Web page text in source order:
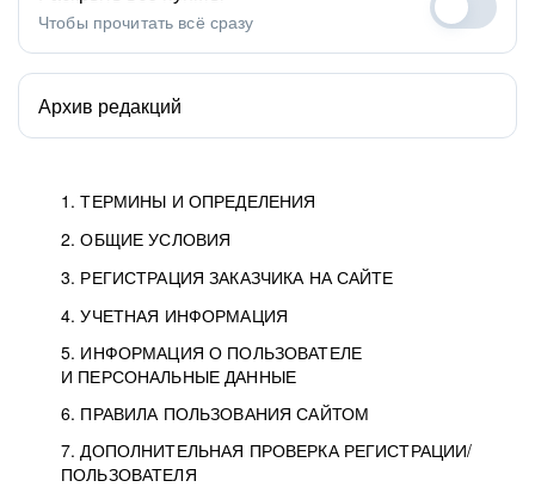
1. ТЕРМИНЫ И ОПРЕДЕЛЕНИЯ
2. ОБЩИЕ УСЛОВИЯ
3. РЕГИСТРАЦИЯ ЗАКАЗЧИКА НА САЙТЕ
4. УЧЕТНАЯ ИНФОРМАЦИЯ
5. ИНФОРМАЦИЯ О ПОЛЬЗОВАТЕЛЕ
И ПЕРСОНАЛЬНЫЕ ДАННЫЕ
6. ПРАВИЛА ПОЛЬЗОВАНИЯ САЙТОМ
7. ДОПОЛНИТЕЛЬНАЯ ПРОВЕРКА РЕГИСТРАЦИИ/
ПОЛЬЗОВАТЕЛЯ
Чтобы прочитать всё сразу
Архив редакций